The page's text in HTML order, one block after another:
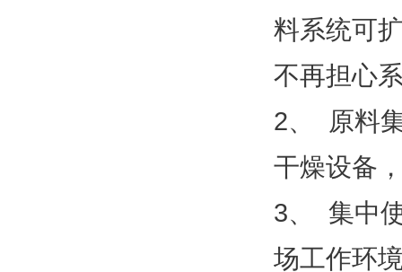
料系统可
不再担心
2、
原料
干燥设备
3、
集中
场工作环